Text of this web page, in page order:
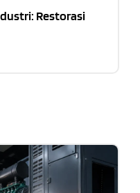
Restorasi